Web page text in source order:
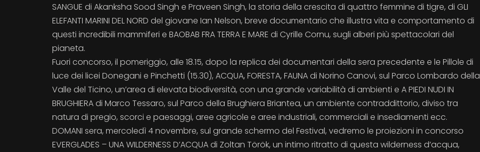
SANGUE di Akanksha Sood Singh e Praveen Singh, la storia della crescita di quattro femmine di tigre, di GLI
ELEFANTI MARINI DEL NORD del giovane Ian Nelson, breve documentario che illustra vita e comportamento di
questi incredibili mammiferi e BAOBAB FRA TERRA E MARE di Cyrille Cornu, sugli alberi più spettacolari del
pianeta.
Fuori concorso, il pomeriggio, alle 18.15, dopo la replica dei documentari della sera precedente e le Pillole di
luce dei licei Donegani e Pinchetti (15.30), ACQUA, FORESTA, FAUNA di Norino Canovi, sul Parco Lombardo della
Valle del Ticino, un’area di elevata biodiversità, con una grande variabilità di ambienti e A PIEDI NUDI IN
BRUGHIERA di Marco Tessaro, sul Parco della Brughiera Briantea, un ambiente contraddittorio, diviso tra
natura di pregio, scorci e paesaggi, aree agricole e aree industriali, commerciali e insediamenti ecc.
DOMANI sera, mercoledì 4 novembre, sul grande schermo del Festival, vedremo le proiezioni in concorso
EVERGLADES – UNA WILDERNESS D’ACQUA di Zoltan Török, un intimo ritratto di questa wilderness d’acqua,